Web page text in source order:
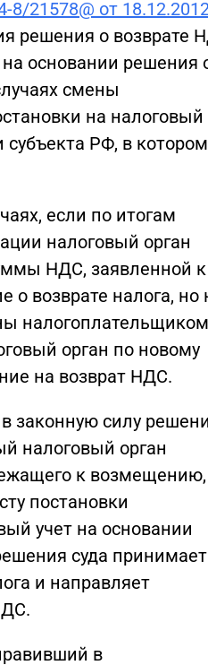
8/21578@ от
решения о возврате
основании решения
смены
на налоговый
РФ, в
если по итогам
налоговый орган
НДС, заявленной к
возврате налога, но
налогоплательщиком
орган по новому
на возврат НДС.
законную силу
налоговый орган
к возмещению,
постановки
учет на основании
суда принимает
и направляет
в